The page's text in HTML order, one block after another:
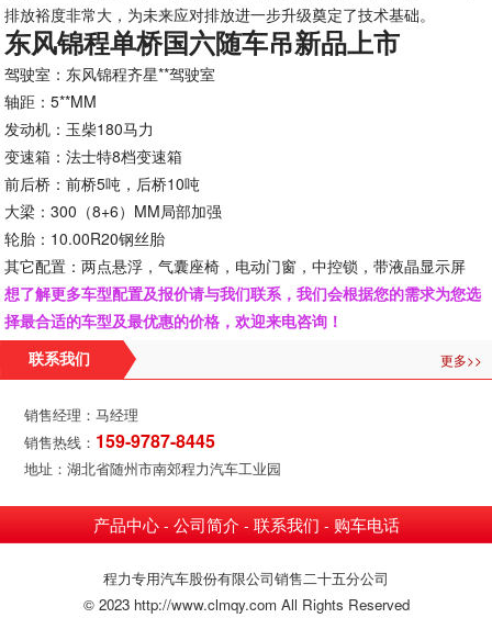
排放裕度非常大，为未来应对排放进一步升级奠定了技术基础。
东风锦程单桥国六随车吊新品上市
驾驶室：东风锦程齐星**驾驶室
轴距：5**MM
发动机：玉柴180马力
变速箱：法士特8档变速箱
前后桥：前桥5吨，后桥10吨
大梁：300（8+6）MM局部加强
轮胎：10.00R20钢丝胎
其它配置：两点悬浮，气囊座椅，电动门窗，中控锁，带液晶显示屏
想了解更多车型配置及报价请与我们联系，我们会根据您的需求为您选
择最合适的车型及最优惠的价格，欢迎来电咨询！
联系我们 更多>>
销售经理：马经理
销售热线： 159-9787-8445
地址：湖北省随州市南郊程力汽车工业园
产品中心- 公司简介 - 联系我们 - 购车电话
程力专用汽车股份有限公司销售二十五分公司
© 2023 http://www.clmqy.com All Rights Reserved